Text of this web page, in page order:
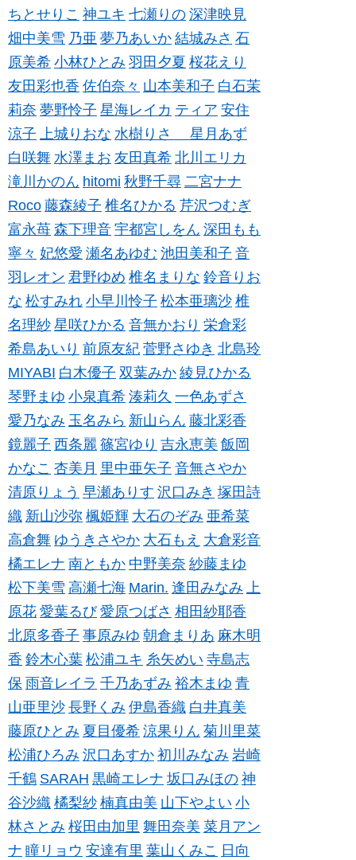
ちとせりこ 神ユキ 七瀬りの 深津映見
畑中美雪 乃亜 夢乃あいか 結城みさ 石
原美希 小林ひとみ 羽田夕夏 桜花えり
友田彩也香 佐伯奈々 山本美和子 白石茉
莉奈 夢野怜子 星海レイカ ティア 安住
涼子 上城りおな 水樹りさ 星月あず
白咲舞 水澤まお 友田真希 北川エリカ
滝川かのん hitomi 秋野千尋 二宮ナナ
Roco 藤森綾子 椎名ひかる 芹沢つむぎ
富永苺 森下理音 宇都宮しをん 深田もも
寧々 妃悠愛 瀬名あゆむ 池田美和子 音
羽レオン 君野ゆめ 椎名まりな 鈴音りお
な 松すみれ 小早川怜子 松本亜璃沙 椎
名理紗 星咲ひかる 音無かおり 栄倉彩
希島あいり 前原友紀 菅野さゆき 北島玲
MIYABI 白木優子 双葉みか 綾見ひかる
琴野まゆ 小泉真希 湊莉久 一色あずさ
愛乃なみ 玉名みら 新山らん 藤北彩香
鏡麗子 西条麗 篠宮ゆり 吉永恵美 飯岡
かなこ 杏美月 里中亜矢子 音無さやか
清原りょう 早瀬ありす 沢口みき 塚田詩
織 新山沙弥 楓姫輝 大石のぞみ 亜希菜
高倉舞 ゆうきさやか 大石もえ 大倉彩音
橘エレナ 南ともか 中野美奈 紗藤まゆ
松下美雪 高瀬七海 Marin. 逢田みなみ 上
原花 愛葉るび 愛原つばさ 相田紗耶香
北原多香子 事原みゆ 朝倉まりあ 麻木明
香 鈴木心葉 松浦ユキ 糸矢めい 寺島志
保 雨音レイラ 千乃あずみ 裕木まゆ 青
山亜里沙 長野くみ 伊島香織 白井真美
藤原ひとみ 夏目優希 涼果りん 菊川里菜
松浦ひろみ 沢口あすか 初川みなみ 岩崎
千鶴 SARAH 黒崎エレナ 坂口みほの 神
谷沙織 橘梨紗 楠真由美 山下やよい 小
林さとみ 桜田由加里 舞田奈美 菜月アン
ナ 瞳リョウ 安達有里 葉山くみこ 日向